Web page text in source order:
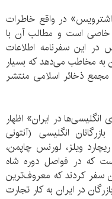
در واقع خاطرات
خاصی است و مطالب آن با
در این سفرنامه اطلاعات
به مخاطب می‌دهد که بسیار
مجمع ذخائر اسلامی منتشر
در ایران» اظهار
انگلیسی (آنتونی
ویلز، لورنس چاپمن،
که در فواصل دوره شاه
سفر کردند که معروف‌ترین
در ایران به کار تجارت